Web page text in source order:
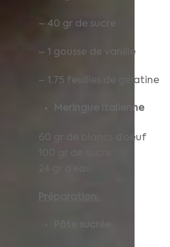
– 40 gr de sucre
– 1 gousse de vanille
– 1,75 feuilles de gélatine
Meringue Italienne
60 gr de blancs d’oeuf
100 gr de sucre